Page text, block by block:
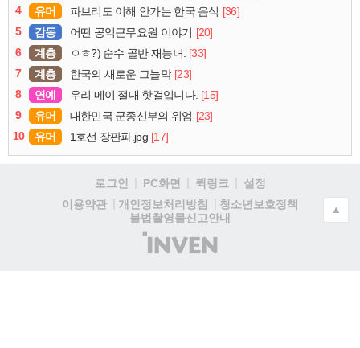
4
유머 파브리도 이해 안가는 한국 음식 [36]
5
감동 어떤 공익근무요원 이야기 [20]
6
계층 ㅇㅎ?) 순수 골반 재능녀. [33]
7
계층 한국의 새로운 그늘막 [23]
8
연예 우리 메이 절대 핫걸입니다. [15]
9
유머 대한민국 군종신부의 위엄 [23]
10
유머 1호선 장판파.jpg [17]
로그인 PC화면 퀵링크
설정
이용약관
개인정보처리방침
청소년보호정책
불법촬영물신고안내
(주)
인
▲